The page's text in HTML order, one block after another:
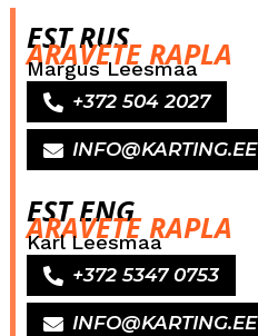
EST RUS
ARAVETE RAPLA
Margus Leesmaa
+372 504 2027
INFO@KARTING.EE
EST ENG
ARAVETE RAPLA
Karl Leesmaa
+372 5347 0753
INFO@KARTING.EE